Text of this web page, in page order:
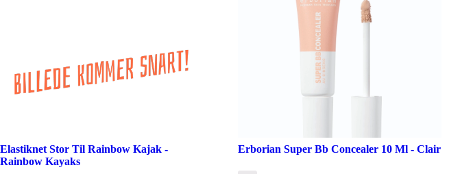
Elastiknet Stor Til Rainbow Kajak -
Rainbow Kayaks
Erborian Super Bb Concealer 10 Ml - Clair